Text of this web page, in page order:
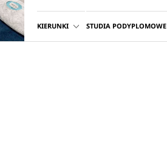
KIERUNKI STUDIA PODYPLOMOWE